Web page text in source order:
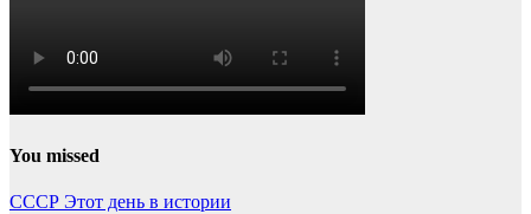
You missed
СССР Этот день в истории